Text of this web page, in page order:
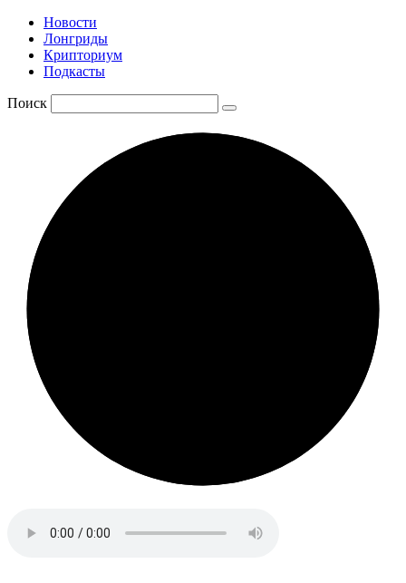
Новости
Лонгриды
Крипториум
Подкасты
Поиск